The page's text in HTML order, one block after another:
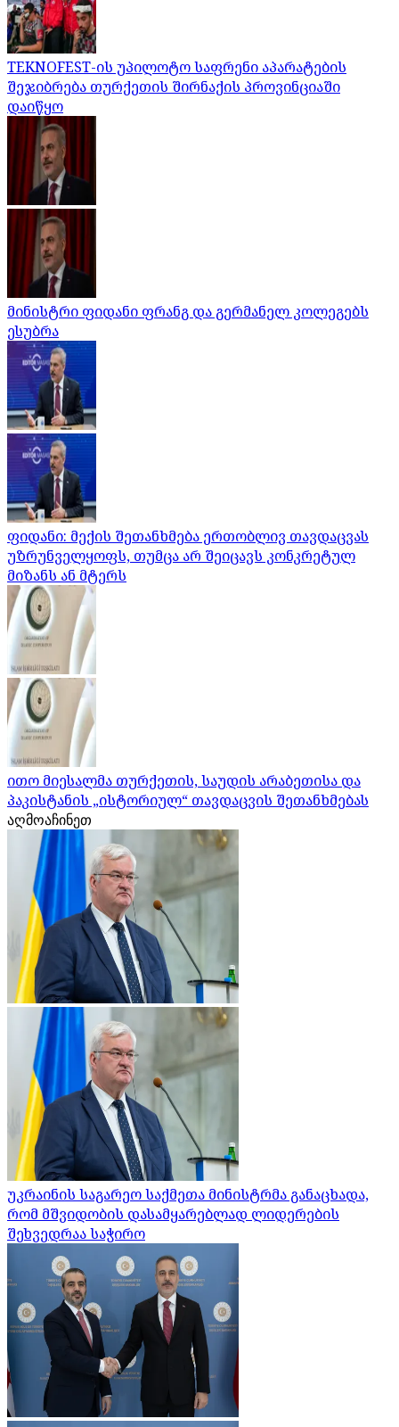
TEKNOFEST-ის უპილოტო საფრენი აპარატების
შეჯიბრება თურქეთის შირნაქის პროვინციაში
დაიწყო
მინისტრი ფიდანი ფრანგ და გერმანელ კოლეგებს
ესუბრა
ფიდანი: მექის შეთანხმება ერთობლივ თავდაცვას
უზრუნველყოფს, თუმცა არ შეიცავს კონკრეტულ
მიზანს ან მტერს
ითო მიესალმა თურქეთის, საუდის არაბეთისა და
პაკისტანის „ისტორიულ“ თავდაცვის შეთანხმებას
აღმოაჩინეთ
უკრაინის საგარეო საქმეთა მინისტრმა განაცხადა,
რომ მშვიდობის დასამყარებლად ლიდერების
შეხვედრაა საჭირო